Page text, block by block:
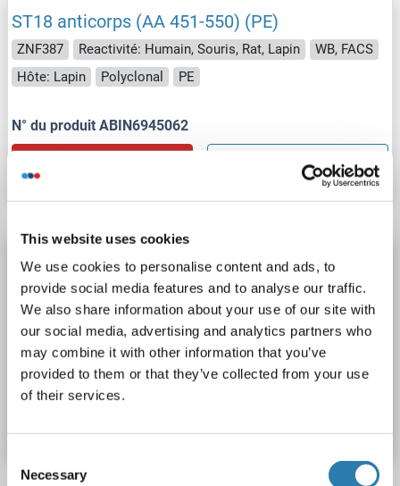
This website uses cookies
We use cookies to personalise content and ads, to
provide social media features and to analyse our traffic.
We also share information about your use of our site with
our social media, advertising and analytics partners who
may combine it with other information that you’ve
provided to them or that they’ve collected from your use
of their services.
Selection
Necessary
ST18 anticorps (AA 451-550) (PE)
ZNF387 Reactivité: Humain, Souris, Rat, Lapin
WB, FACS
Hôte: Lapin
Polyclonal PE
N° du produit ABIN6945062
Détails
ST18 anticorps (AA 451-550) (HRP)
ZNF387
Reactivité: Humain, Souris, Rat, Lapin
WB, ELISA, IHC (p), IHC (fro)
Hôte: Lapin
Polyclonal
HRP
N° du produit ABIN1413566